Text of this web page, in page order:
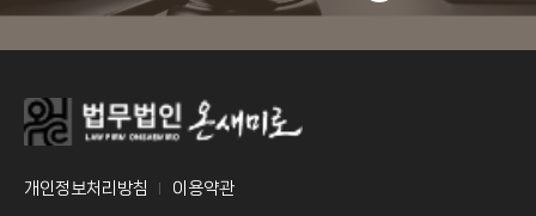
개인정보처리방침 이용약관